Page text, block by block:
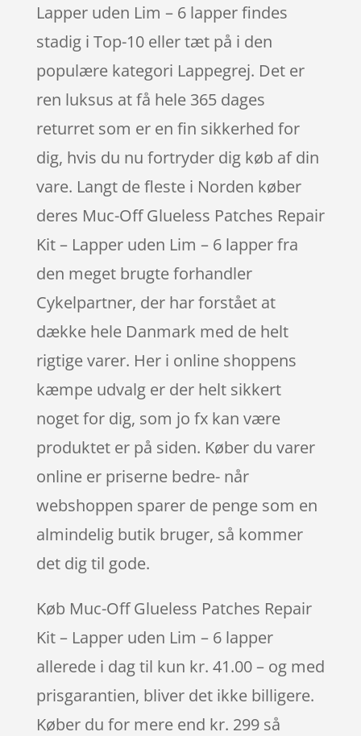
Lapper uden Lim – 6 lapper findes
stadig i Top-10 eller tæt på i den
populære kategori Lappegrej. Det er
ren luksus at få hele 365 dages
returret som er en fin sikkerhed for
dig, hvis du nu fortryder dig køb af din
vare. Langt de fleste i Norden køber
deres Muc-Off Glueless Patches Repair
Kit – Lapper uden Lim – 6 lapper fra
den meget brugte forhandler
Cykelpartner, der har forstået at
dække hele Danmark med de helt
rigtige varer. Her i online shoppens
kæmpe udvalg er der helt sikkert
noget for dig, som jo fx kan være
produktet er på siden. Køber du varer
online er priserne bedre- når
webshoppen sparer de penge som en
almindelig butik bruger, så kommer
det dig til gode.
Køb Muc-Off Glueless Patches Repair
Kit – Lapper uden Lim – 6 lapper
allerede i dag til kun kr. 41.00 – og med
prisgarantien, bliver det ikke billigere.
Køber du for mere end kr. 299 så